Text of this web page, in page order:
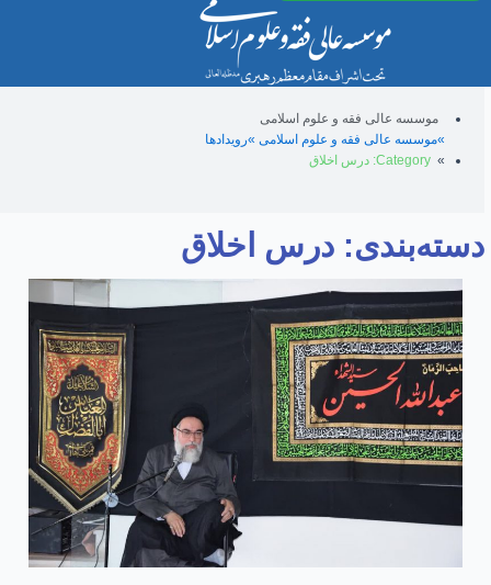
موسسه عالی فقه و علوم اسلامی
موسسه عالی فقه و علوم اسلامی
رویدادها
Category: درس اخلاق
دسته‌بندی: درس اخلاق